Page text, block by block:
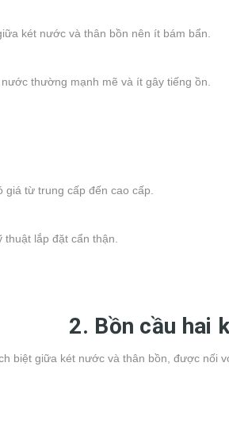
két nước và thân bồn nên ít bám bẩn.
thường mạnh mẽ và ít gây tiếng ồn.
từ trung cấp đến cao cấp.
lắp đặt cẩn thận.
2. Bồn cầu hai
biệt giữa két nước và thân bồn, được nối